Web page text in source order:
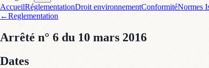
AccueilRéglementationDroit environnementConformitéNormes
←Reglementation
Arrêté n° 6 du 10 mars 2016
Dates